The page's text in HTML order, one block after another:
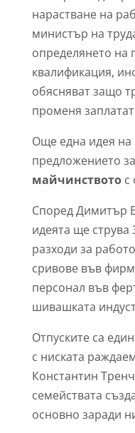
нарастване на
министър на
определянето на
квалификация,
обясняват защо
променя
Още една идея
предложението за
майчинството с
Според Димитър
идеята ще
разходи за
сривове във
персонал във
шивашката
Отпуските са
с ниската
Константин
семействата
основно заради